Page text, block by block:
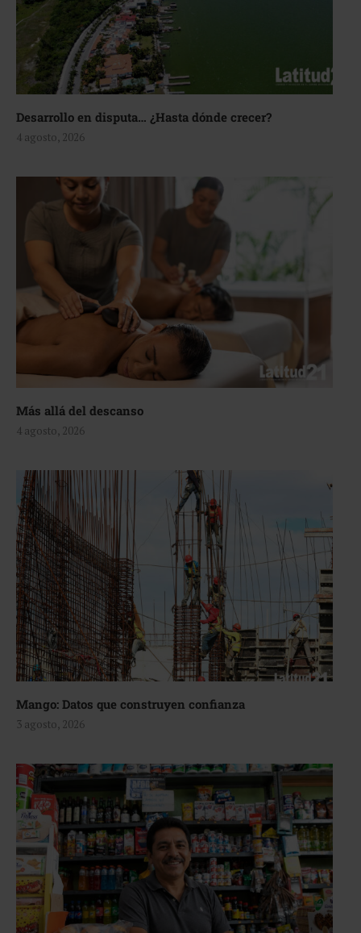
Desarrollo en disputa… ¿Hasta dónde crecer?
4 agosto, 2026
Más allá del descanso
4 agosto, 2026
Mango: Datos que construyen confianza
3 agosto, 2026